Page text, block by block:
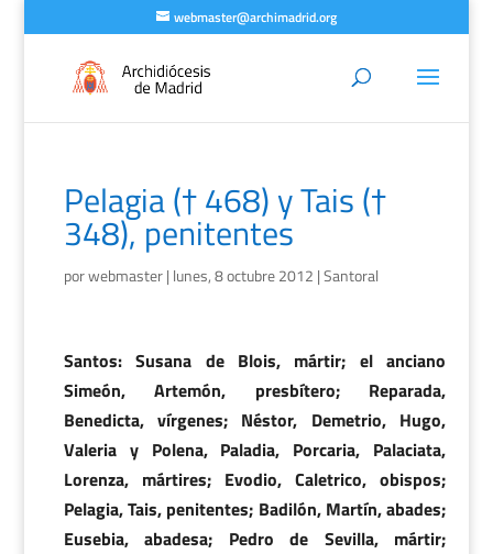
webmaster@archimadrid.org
Pelagia († 468) y Tais (†
348), penitentes
porwebmaster| lunes, 8 octubre 2012 |Santoral
Santos: Susana de Blois, mártir; el anciano
Simeón, Artemón, presbítero; Reparada,
Benedicta, vírgenes; Néstor, Demetrio, Hugo,
Valeria y Polena, Paladia, Porcaria, Palaciata,
Lorenza, mártires; Evodio, Caletrico, obispos;
Pelagia, Tais, penitentes; Badilón, Martín, abades;
Eusebia, abadesa; Pedro de Sevilla, mártir;